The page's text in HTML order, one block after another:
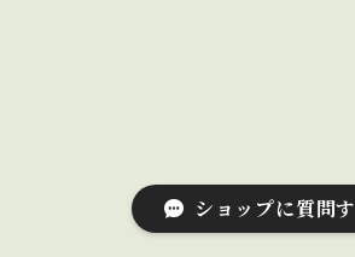
ショップに質問